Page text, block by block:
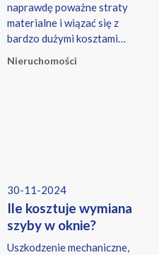
naprawdę poważne straty
materialne i wiązać się z
bardzo dużymi kosztami
naprawy czy osuszania
Nieruchomości
30-11-2024
Ile kosztuje wymiana
szyby w oknie?
Uszkodzenie mechaniczne,